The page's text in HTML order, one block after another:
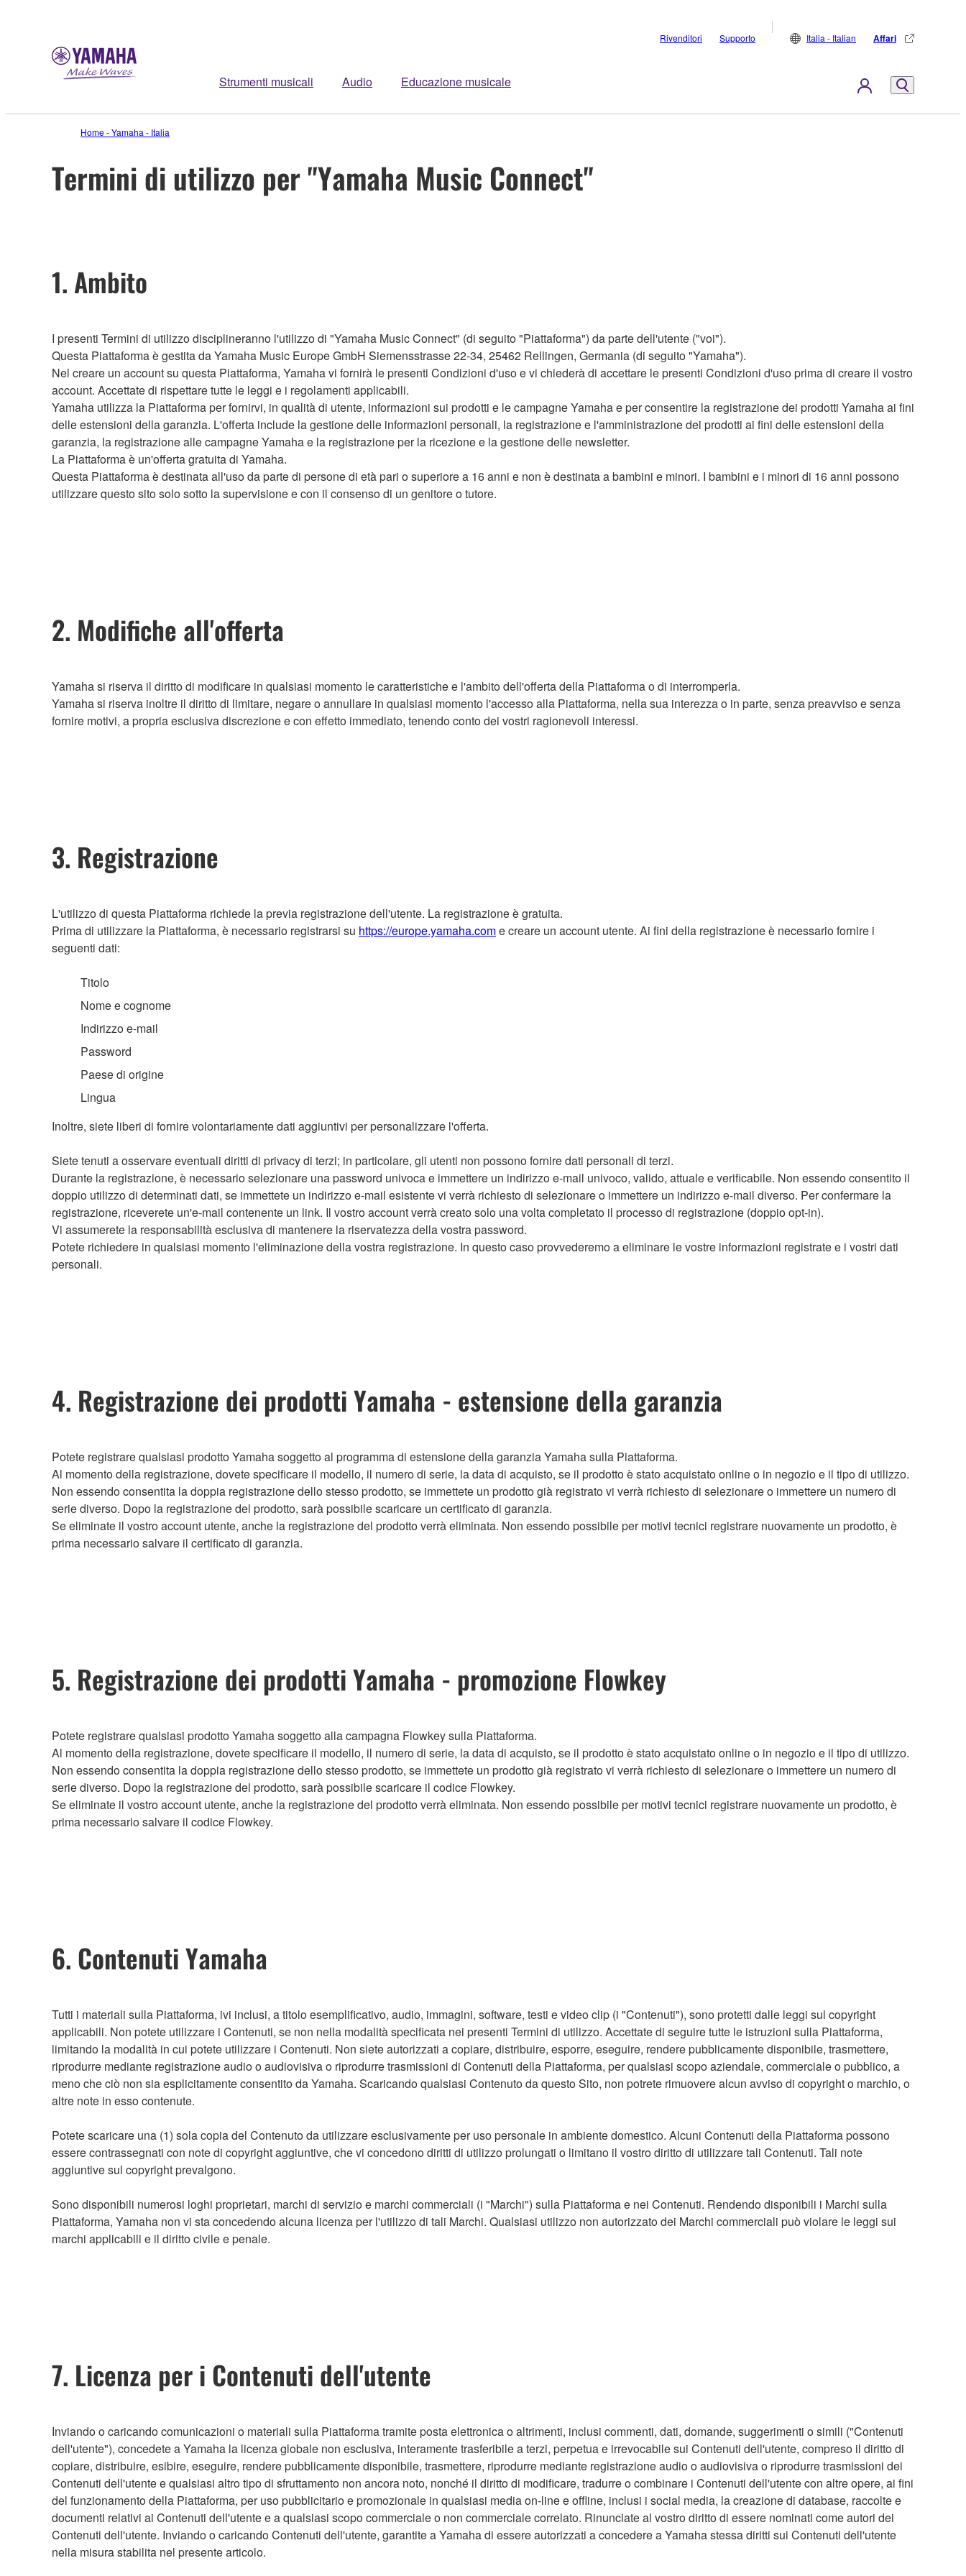
Strumenti musicali Audio Educazione musicale
Rivenditori Supporto Italia - Italian Affari
Home - Yamaha - Italia
Termini di utilizzo per "Yamaha Music Connect"
1. Ambito
I presenti Termini di utilizzo disciplineranno l'utilizzo di "Yamaha Music Connect" (di seguito "Piattaforma") da parte dell'utente ("voi").
Questa Piattaforma è gestita da Yamaha Music Europe GmbH Siemensstrasse 22-34, 25462 Rellingen, Germania (di seguito "Yamaha").
Nel creare un account su questa Piattaforma, Yamaha vi fornirà le presenti Condizioni d'uso e vi chiederà di accettare le presenti Condizioni d'uso prima di creare il vostro
account. Accettate di rispettare tutte le leggi e i regolamenti applicabili.
Yamaha utilizza la Piattaforma per fornirvi, in qualità di utente, informazioni sui prodotti e le campagne Yamaha e per consentire la registrazione dei prodotti Yamaha ai fini
delle estensioni della garanzia. L'offerta include la gestione delle informazioni personali, la registrazione e l'amministrazione dei prodotti ai fini delle estensioni della
garanzia, la registrazione alle campagne Yamaha e la registrazione per la ricezione e la gestione delle newsletter.
La Piattaforma è un'offerta gratuita di Yamaha.
Questa Piattaforma è destinata all'uso da parte di persone di età pari o superiore a 16 anni e non è destinata a bambini e minori. I bambini e i minori di 16 anni possono
utilizzare questo sito solo sotto la supervisione e con il consenso di un genitore o tutore.
2. Modifiche all'offerta
Yamaha si riserva il diritto di modificare in qualsiasi momento le caratteristiche e l'ambito dell'offerta della Piattaforma o di interromperla.
Yamaha si riserva inoltre il diritto di limitare, negare o annullare in qualsiasi momento l'accesso alla Piattaforma, nella sua interezza o in parte, senza preavviso e senza
fornire motivi, a propria esclusiva discrezione e con effetto immediato, tenendo conto dei vostri ragionevoli interessi.
3. Registrazione
L'utilizzo di questa Piattaforma richiede la previa registrazione dell'utente. La registrazione è gratuita.
Prima di utilizzare la Piattaforma, è necessario registrarsi su https://europe.yamaha.come creare un account utente. Ai fini della registrazione è necessario fornire i
seguenti dati:
Titolo
Nome e cognome
Indirizzo e-mail
Password
Paese di origine
Lingua
Inoltre, siete liberi di fornire volontariamente dati aggiuntivi per personalizzare l'offerta.
Siete tenuti a osservare eventuali diritti di privacy di terzi; in particolare, gli utenti non possono fornire dati personali di terzi.
Durante la registrazione, è necessario selezionare una password univoca e immettere un indirizzo e-mail univoco, valido, attuale e verificabile. Non essendo consentito il
doppio utilizzo di determinati dati, se immettete un indirizzo e-mail esistente vi verrà richiesto di selezionare o immettere un indirizzo e-mail diverso. Per confermare la
registrazione, riceverete un'e-mail contenente un link. Il vostro account verrà creato solo una volta completato il processo di registrazione (doppio opt-in).
Vi assumerete la responsabilità esclusiva di mantenere la riservatezza della vostra password.
Potete richiedere in qualsiasi momento l'eliminazione della vostra registrazione. In questo caso provvederemo a eliminare le vostre informazioni registrate e i vostri dati
personali.
4. Registrazione dei prodotti Yamaha - estensione della garanzia
Potete registrare qualsiasi prodotto Yamaha soggetto al programma di estensione della garanzia Yamaha sulla Piattaforma.
Al momento della registrazione, dovete specificare il modello, il numero di serie, la data di acquisto, se il prodotto è stato acquistato online o in negozio e il tipo di utilizzo.
Non essendo consentita la doppia registrazione dello stesso prodotto, se immettete un prodotto già registrato vi verrà richiesto di selezionare o immettere un numero di
serie diverso. Dopo la registrazione del prodotto, sarà possibile scaricare un certificato di garanzia.
Se eliminate il vostro account utente, anche la registrazione del prodotto verrà eliminata. Non essendo possibile per motivi tecnici registrare nuovamente un prodotto, è
prima necessario salvare il certificato di garanzia.
5. Registrazione dei prodotti Yamaha - promozione Flowkey
Potete registrare qualsiasi prodotto Yamaha soggetto alla campagna Flowkey sulla Piattaforma.
Al momento della registrazione, dovete specificare il modello, il numero di serie, la data di acquisto, se il prodotto è stato acquistato online o in negozio e il tipo di utilizzo.
Non essendo consentita la doppia registrazione dello stesso prodotto, se immettete un prodotto già registrato vi verrà richiesto di selezionare o immettere un numero di
serie diverso. Dopo la registrazione del prodotto, sarà possibile scaricare il codice Flowkey.
Se eliminate il vostro account utente, anche la registrazione del prodotto verrà eliminata. Non essendo possibile per motivi tecnici registrare nuovamente un prodotto, è
prima necessario salvare il codice Flowkey.
6. Contenuti Yamaha
Tutti i materiali sulla Piattaforma, ivi inclusi, a titolo esemplificativo, audio, immagini, software, testi e video clip (i "Contenuti"), sono protetti dalle leggi sul copyright
applicabili. Non potete utilizzare i Contenuti, se non nella modalità specificata nei presenti Termini di utilizzo. Accettate di seguire tutte le istruzioni sulla Piattaforma,
limitando la modalità in cui potete utilizzare i Contenuti. Non siete autorizzati a copiare, distribuire, esporre, eseguire, rendere pubblicamente disponibile, trasmettere,
riprodurre mediante registrazione audio o audiovisiva o riprodurre trasmissioni di Contenuti della Piattaforma, per qualsiasi scopo aziendale, commerciale o pubblico, a
meno che ciò non sia esplicitamente consentito da Yamaha. Scaricando qualsiasi Contenuto da questo Sito, non potrete rimuovere alcun avviso di copyright o marchio, o
altre note in esso contenute.
Potete scaricare una (1) sola copia del Contenuto da utilizzare esclusivamente per uso personale in ambiente domestico. Alcuni Contenuti della Piattaforma possono
essere contrassegnati con note di copyright aggiuntive, che vi concedono diritti di utilizzo prolungati o limitano il vostro diritto di utilizzare tali Contenuti. Tali note
aggiuntive sul copyright prevalgono.
Sono disponibili numerosi loghi proprietari, marchi di servizio e marchi commerciali (i "Marchi") sulla Piattaforma e nei Contenuti. Rendendo disponibili i Marchi sulla
Piattaforma, Yamaha non vi sta concedendo alcuna licenza per l'utilizzo di tali Marchi. Qualsiasi utilizzo non autorizzato dei Marchi commerciali può violare le leggi sui
marchi applicabili e il diritto civile e penale.
7. Licenza per i Contenuti dell'utente
Inviando o caricando comunicazioni o materiali sulla Piattaforma tramite posta elettronica o altrimenti, inclusi commenti, dati, domande, suggerimenti o simili ("Contenuti
dell'utente"), concedete a Yamaha la licenza globale non esclusiva, interamente trasferibile a terzi, perpetua e irrevocabile sui Contenuti dell'utente, compreso il diritto di
copiare, distribuire, esibire, eseguire, rendere pubblicamente disponibile, trasmettere, riprodurre mediante registrazione audio o audiovisiva o riprodurre trasmissioni dei
Contenuti dell'utente e qualsiasi altro tipo di sfruttamento non ancora noto, nonché il diritto di modificare, tradurre o combinare i Contenuti dell'utente con altre opere, ai fini
del funzionamento della Piattaforma, per uso pubblicitario e promozionale in qualsiasi media on-line e offline, inclusi i social media, la creazione di database, raccolte e
documenti relativi ai Contenuti dell'utente e a qualsiasi scopo commerciale o non commerciale correlato. Rinunciate al vostro diritto di essere nominati come autori dei
Contenuti dell'utente. Inviando o caricando Contenuti dell'utente, garantite a Yamaha di essere autorizzati a concedere a Yamaha stessa diritti sui Contenuti dell'utente
nella misura stabilita nel presente articolo.